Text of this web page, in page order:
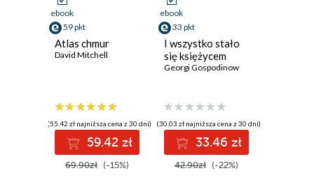
ebook
59 pkt
Atlas chmur
David Mitchell
(55,42 zł najniższa cena z 30 dni)
59.42 zł
69.90zł (-15%)
ebook
33 pkt
I wszystko stało
się księżycem
Georgi Gospodinow
(30,03 zł najniższa cena z 30 dni)
33.46 zł
42.90zł (-22%)